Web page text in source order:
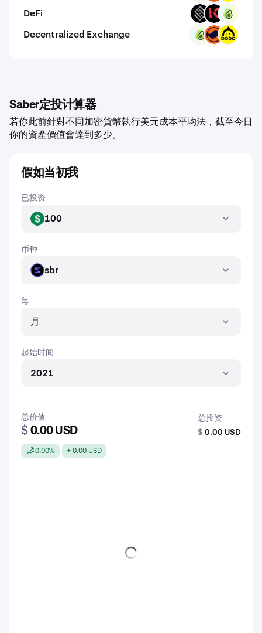
DeFi DECT KAR PPI
Decentralized Exchange PPI MMT DODO
Saber定投计算器
若你此前針對不同加密貨幣執行美元成本平均法，截至今日
你的資產價值會達到多少。
假如当初我
已投资
USD 100
币种
SBR sbr
每
月
起始时间
2021
总价值
$ 0.00 USD
0.00% + 0.00 USD
总投资
$ 0.00 USD